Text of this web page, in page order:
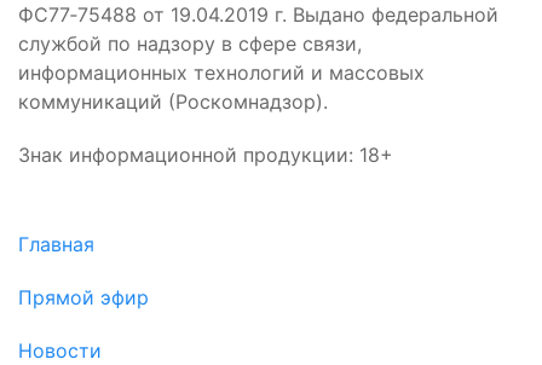
ФС77‑75488 от 19.04.2019 г. Выдано федеральной
службой по надзору в сфере связи,
информационных технологий и массовых
коммуникаций (Роскомнадзор).
Знак информационной продукции: 18+
Главная
Прямой эфир
Новости